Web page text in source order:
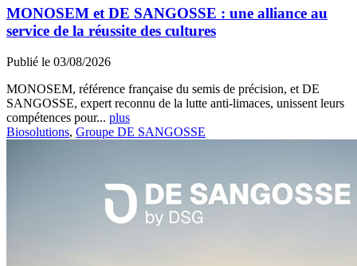
MONOSEM et DE SANGOSSE : une alliance au
service de la réussite des cultures
Publié le 03/08/2026
MONOSEM, référence française du semis de précision, et DE
SANGOSSE, expert reconnu de la lutte anti-limaces, unissent leurs
compétences pour... plus
Biosolutions, Groupe DE SANGOSSE